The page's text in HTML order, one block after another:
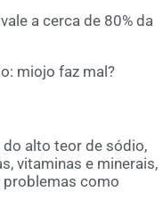
a cerca de 80% da
miojo faz mal?
alto teor de sódio,
vitaminas e minerais,
problemas como